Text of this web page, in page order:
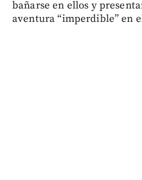
bañarse en ellos y
aventura “imperdible” en